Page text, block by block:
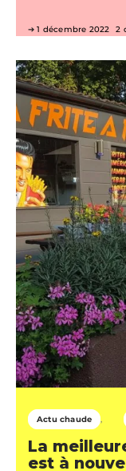
1 décembre 2022 2
Actu chaude
La
est à